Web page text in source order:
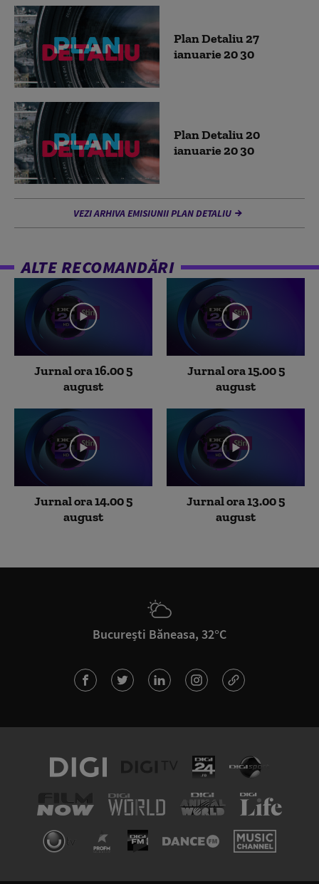
Plan Detaliu 27
ianuarie 20 30
Plan Detaliu 20
ianuarie 20 30
VEZI ARHIVA EMISIUNII PLAN DETALIU
ALTE RECOMANDĂRI
Jurnal ora 16.00 5
august
Jurnal ora 15.00 5
august
Jurnal ora 14.00 5
august
Jurnal ora 13.00 5
august
București Băneasa, 32°C